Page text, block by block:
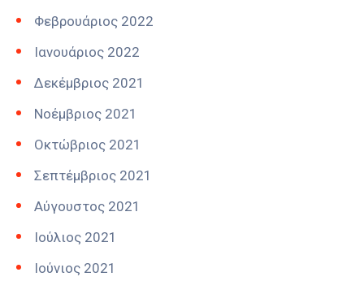
Φεβρουάριος 2022
Ιανουάριος 2022
Δεκέμβριος 2021
Νοέμβριος 2021
Οκτώβριος 2021
Σεπτέμβριος 2021
Αύγουστος 2021
Ιούλιος 2021
Ιούνιος 2021